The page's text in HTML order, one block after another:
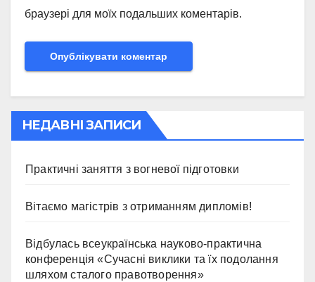
браузері для моїх подальших коментарів.
НЕДАВНІ ЗАПИСИ
Практичні заняття з вогневої підготовки
Вітаємо магістрів з отриманням дипломів!
Відбулась всеукраїнська науково-практична
конференція «Сучасні виклики та їх подолання
шляхом сталого правотворення»